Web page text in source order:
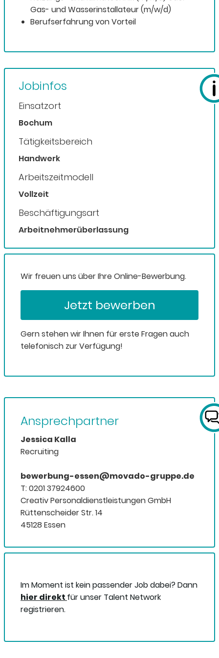
Gas- und Wasserinstallateur (m/w/d)
Berufserfahrung von Vorteil
Jobinfos
Einsatzort
Bochum
Tätigkeitsbereich
Handwerk
Arbeitszeitmodell
Vollzeit
Beschäftigungsart
Arbeitnehmerüberlassung
Wir freuen uns über Ihre Online-Bewerbung.
Jetzt bewerben
Gern stehen wir Ihnen für erste Fragen auch
telefonisch zur Verfügung!
Ansprechpartner
Jessica Kalla
Recruiting
bewerbung-essen@movado-gruppe.de
T: 0201 37924600
Creativ Personaldienstleistungen GmbH
Rüttenscheider Str. 14
45128 Essen
Im Moment ist kein passender Job dabei? Dann
hier direkt für unser Talent Network
registrieren.